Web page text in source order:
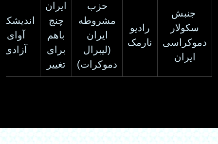
جنبش
سکولار
دموکراسی
ایران
رادیو
نارمک
حزب
مشروطه
ایران
(لیبرال
دموکرات)
ایران
چنج
باهم
برای
تغییر
آوای
آزادی